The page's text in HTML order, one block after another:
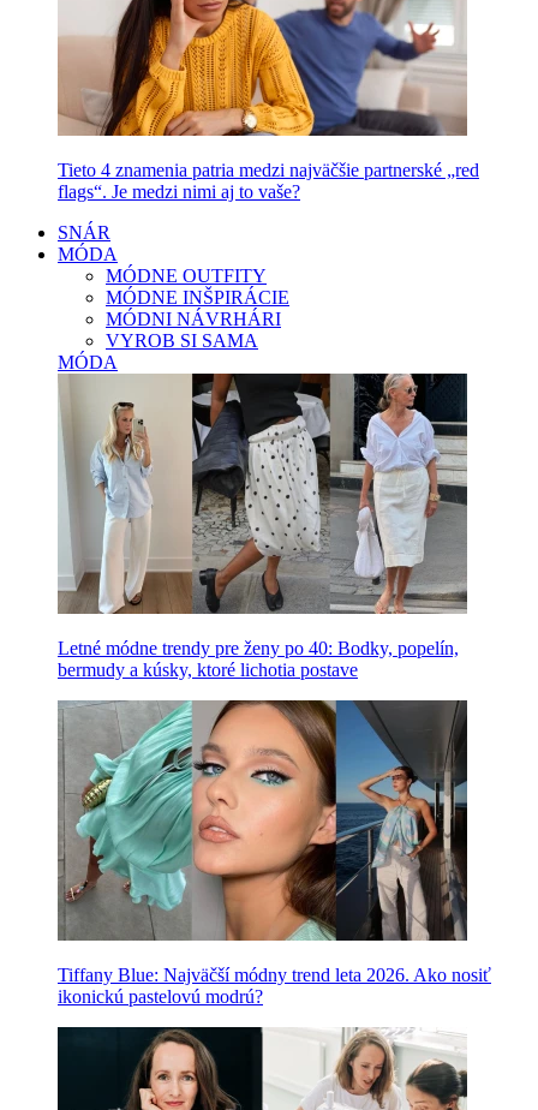
Tieto 4 znamenia patria medzi najväčšie partnerské „red
flags“. Je medzi nimi aj to vaše?
SNÁR
MÓDA
MÓDNE OUTFITY
MÓDNE INŠPIRÁCIE
MÓDNI NÁVRHÁRI
VYROB SI SAMA
MÓDA
Letné módne trendy pre ženy po 40: Bodky, popelín,
bermudy a kúsky, ktoré lichotia postave
Tiffany Blue: Najväčší módny trend leta 2026. Ako nosiť
ikonickú pastelovú modrú?